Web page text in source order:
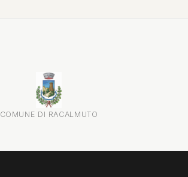
COMUNE DI RACALMUTO